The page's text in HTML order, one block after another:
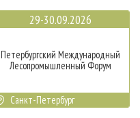
29-30.09.2026
Петербургский Международный
Лесопромышленный Форум
Санкт-Петербург